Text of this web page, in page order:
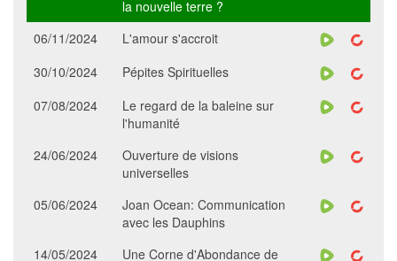
la nouvelle terre ?
06/11/2024
L'amour s'accroit
30/10/2024
Pépites Spirituelles
07/08/2024
Le regard de la baleine sur
l'humanité
24/06/2024
Ouverture de visions
universelles
05/06/2024
Joan Ocean: Communication
avec les Dauphins
14/05/2024
Une Corne d'Abondance de